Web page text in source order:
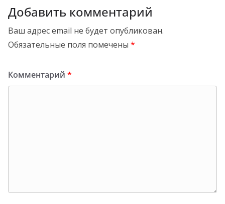
Добавить комментарий
Ваш адрес email не будет опубликован.
Обязательные поля помечены *
Комментарий *